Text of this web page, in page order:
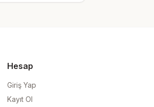
Hesap
Giriş Yap
Kayıt Ol